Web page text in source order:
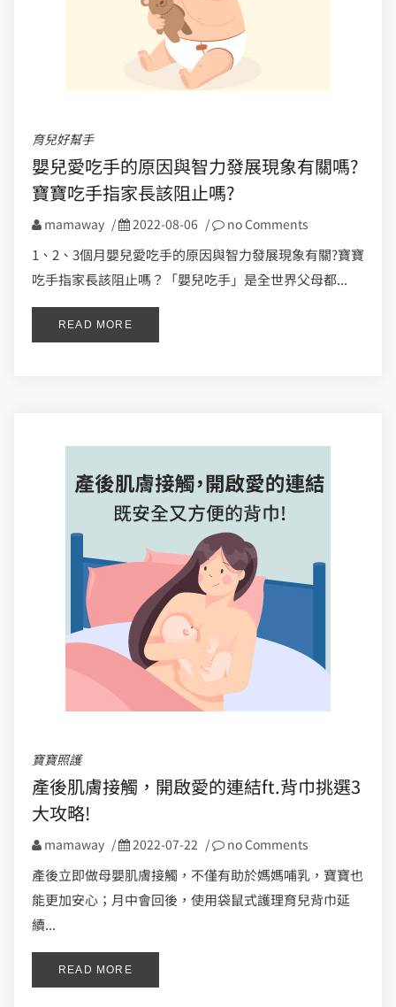
育兒好幫手
嬰兒愛吃手的原因與智力發展現象有關嗎?
寶寶吃手指家長該阻止嗎?
mamaway / 2022-08-06 / no Comments
1、2、3個月嬰兒愛吃手的原因與智力發展現象有關?寶寶
吃手指家長該阻止嗎？「嬰兒吃手」是全世界父母都...
READ MORE
寶寶照護
產後肌膚接觸，開啟愛的連結ft.背巾挑選3
大攻略!
mamaway / 2022-07-22 / no Comments
產後立即做母嬰肌膚接觸，不僅有助於媽媽哺乳，寶寶也
能更加安心；月中會回後，使用袋鼠式護理育兒背巾延
續...
READ MORE